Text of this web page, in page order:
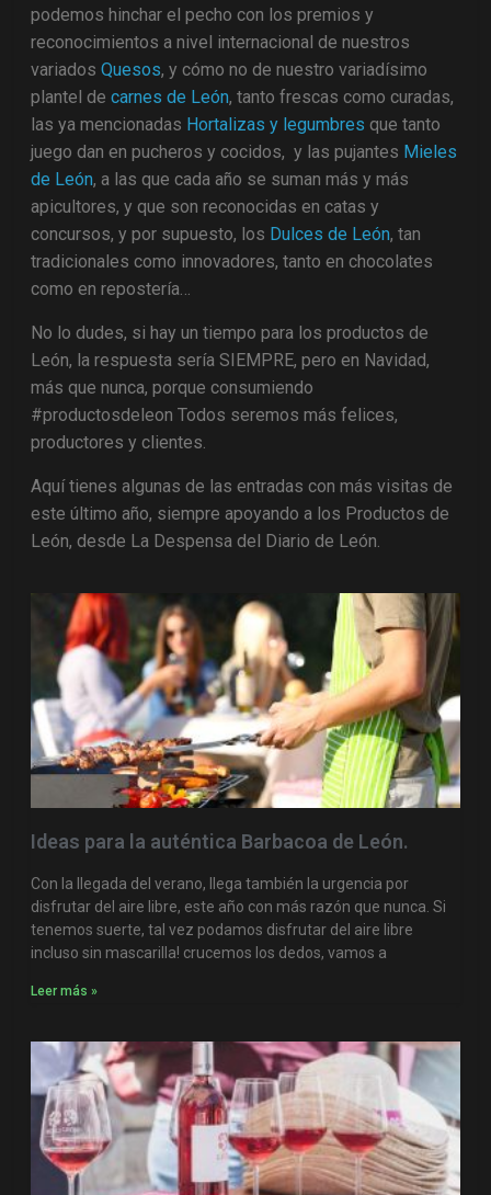
podemos hinchar el pecho con los premios y
reconocimientos a nivel internacional de nuestros
variadosQuesos, y cómo no de nuestro variadísimo
plantel decarnes de León, tanto frescas como curadas,
las ya mencionadas Hortalizas y legumbres que tanto
juego dan en pucheros y cocidos, y las pujantes Mieles
de León, a las que cada año se suman más y más
apicultores, y que son reconocidas en catas y
concursos, y por supuesto, los Dulces de León, tan
tradicionales como innovadores, tanto en chocolates
como en repostería…
No lo dudes, si hay un tiempo para los productos de
León, la respuesta sería SIEMPRE, pero en Navidad,
más que nunca, porque consumiendo
#productosdeleon Todos seremos más felices,
productores y clientes.
Aquí tienes algunas de las entradas con más visitas de
este último año, siempre apoyando a los Productos de
León, desde La Despensa del Diario de León.
Ideas para la auténtica Barbacoa de León.
Con la llegada del verano, llega también la urgencia por
disfrutar del aire libre, este año con más razón que nunca. Si
tenemos suerte, tal vez podamos disfrutar del aire libre
incluso sin mascarilla! crucemos los dedos, vamos a
Leer más »